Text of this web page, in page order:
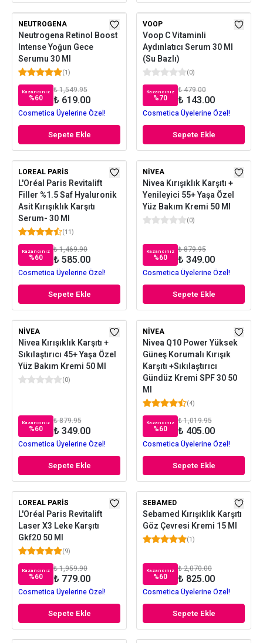
NEUTROGENA
Neutrogena Retinol Boost
Intense Yoğun Gece
Serumu 30 Ml
(1)
Kazancınız
%60
₺ 1,549.95
₺ 619.00
Cosmetica Üyelerine Özel!
Sepete Ekle
VOOP
Voop C Vitaminli
Aydınlatıcı Serum 30 Ml
(Su Bazlı)
(0)
Kazancınız
%70
₺ 479.00
₺ 143.00
Cosmetica Üyelerine Özel!
Sepete Ekle
LOREAL PARIS
L'Oréal Paris Revitalift
Filler %1.5 Saf Hyaluronik
Asit Kırışıklık Karşıtı
Serum- 30 Ml
(11)
Kazancınız
%60
₺ 1,469.90
₺ 585.00
Cosmetica Üyelerine Özel!
Sepete Ekle
NIVEA
Nivea Kırışıklık Karşıtı +
Yenileyici 55+ Yaşa Özel
Yüz Bakım Kremi 50 Ml
(0)
Kazancınız
%60
₺ 879.95
₺ 349.00
Cosmetica Üyelerine Özel!
Sepete Ekle
NIVEA
Nivea Kırışıklık Karşıtı +
Sıkılaştırıcı 45+ Yaşa Özel
Yüz Bakım Kremi 50 Ml
(0)
Kazancınız
%60
₺ 879.95
₺ 349.00
Cosmetica Üyelerine Özel!
Sepete Ekle
NIVEA
Nivea Q10 Power Yüksek
Güneş Korumalı Kırışık
Karşıtı +Sıkılaştırıcı
Gündüz Kremi SPF 30 50
Ml
(4)
Kazancınız
%60
₺ 1,019.95
₺ 405.00
Cosmetica Üyelerine Özel!
Sepete Ekle
LOREAL PARIS
L'Oréal Paris Revitalift
Laser X3 Leke Karşıtı
Gkf20 50 Ml
(9)
Kazancınız
%60
₺ 1,959.90
₺ 779.00
Cosmetica Üyelerine Özel!
Sepete Ekle
SEBAMED
Sebamed Kırışıklık Karşıtı
Göz Çevresi Kremi 15 Ml
(1)
Kazancınız
%60
₺ 2,070.00
₺ 825.00
Cosmetica Üyelerine Özel!
Sepete Ekle